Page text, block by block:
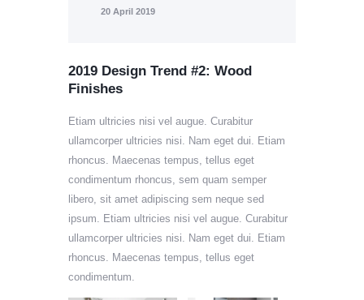
20 April 2019
2019 Design Trend #2: Wood
Finishes
Etiam ultricies nisi vel augue. Curabitur
ullamcorper ultricies nisi. Nam eget dui. Etiam
rhoncus. Maecenas tempus, tellus eget
condimentum rhoncus, sem quam semper
libero, sit amet adipiscing sem neque sed
ipsum. Etiam ultricies nisi vel augue. Curabitur
ullamcorper ultricies nisi. Nam eget dui. Etiam
rhoncus. Maecenas tempus, tellus eget
condimentum.